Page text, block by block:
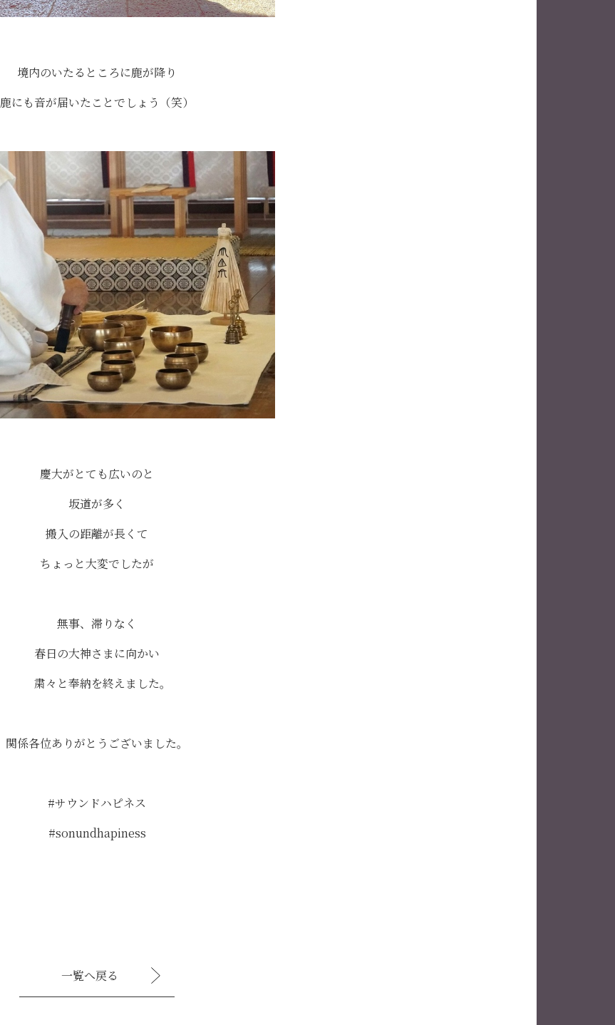
境内のいたるところに鹿が降り
鹿にも音が届いたことでしょう（笑）
慶大がとても広いのと
坂道が多く
搬入の距離が長くて
ちょっと大変でしたが
無事、滞りなく
春日の大神さまに向かい
粛々と奉納を終えました。
関係各位ありがとうございました。
#サウンドハピネス
#sonundhapiness
一覧へ戻る